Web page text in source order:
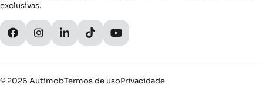
exclusivas.
© 2026 AutimobTermos de usoPrivacidade